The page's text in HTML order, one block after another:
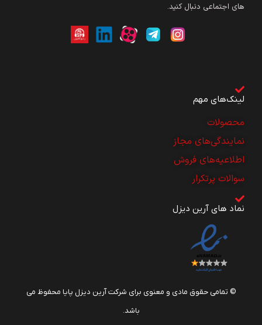
های اجتماعی دنبال کنید.
لینک‌های مهم
محصولات
نمایندگی‌های مجاز
اطلاعیه‌های فروش
سوالات پرتکرار
نماد های آرین دیزل
© تمامی حقوق مادی و معنوی برای شرکت آرین دیزل پایا محفوظ می
باشد.